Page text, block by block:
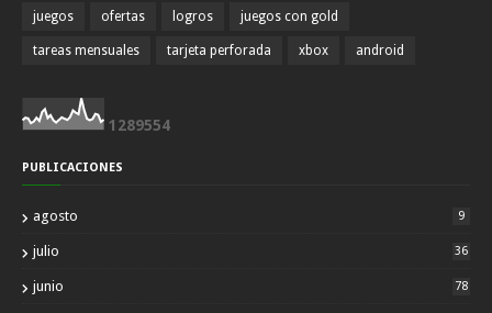
juegos ofertas logros juegos con gold
tareas mensuales tarjeta perforada xbox android
1 289554
PUBLICACIONES
agosto 9
julio 36
junio 78